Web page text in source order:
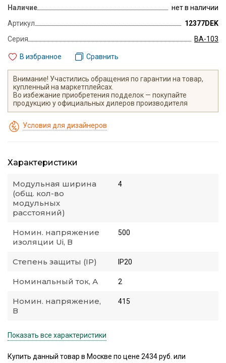
Наличие
нет в наличии
Артикул
12377DEK
Серия
ВА-103
В избранное Сравнить
Внимание! Участились обращения по гарантии на товар,
купленный на маркетплейсах.
Во избежание приобретения подделок — покупайте
продукцию у официальных дилеров производителя
Условия для дизайнеров
Характеристики
Модульная ширина
(общ. кол-во
модульных
расстояний)
4
Номин. напряжение
изоляции Ui, В
500
Степень защиты (IP) IP20
Номинальный ток, А 2
Номин. напряжение,
В
415
Показать все характеристики
Купить данный товар в Москве по цене 2434 руб. или